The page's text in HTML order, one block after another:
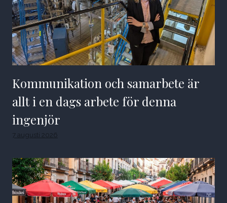
Kommunikation och samarbete är
allt i en dags arbete för denna
ingenjör
7 augusti 2026